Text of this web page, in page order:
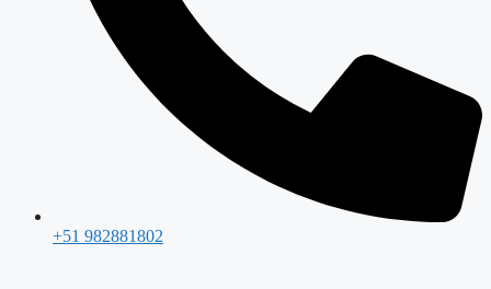
+51 982881802